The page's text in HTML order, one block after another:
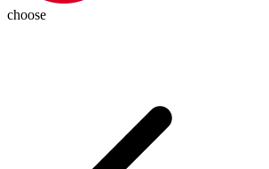
choose